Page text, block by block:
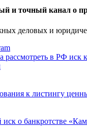
и точный канал о
деловых и
рассмотреть в РФ иск
к листингу
о банкротстве